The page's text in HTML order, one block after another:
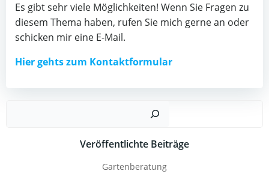
Es gibt sehr viele Möglichkeiten! Wenn Sie Fragen zu
diesem Thema haben, rufen Sie mich gerne an oder
schicken mir eine E-Mail.
Hier gehts zum Kontaktformular
Veröffentlichte Beiträge
Gartenberatung